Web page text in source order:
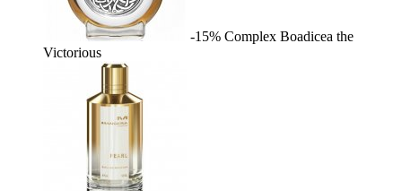
-15% Complex Boadicea the
Victorious